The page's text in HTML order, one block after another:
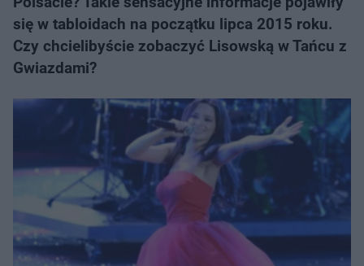
się w tabloidach na początku lipca 2015 roku.
Czy chcielibyście zobaczyć Lisowską w Tańcu z
Gwiazdami?